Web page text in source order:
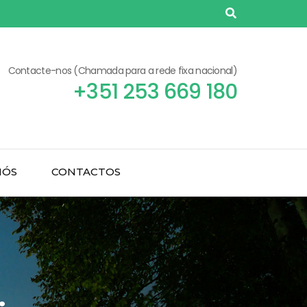
Contacte-nos (Chamada para a rede fixa nacional)
+351 253 669 180
CONTACTOS